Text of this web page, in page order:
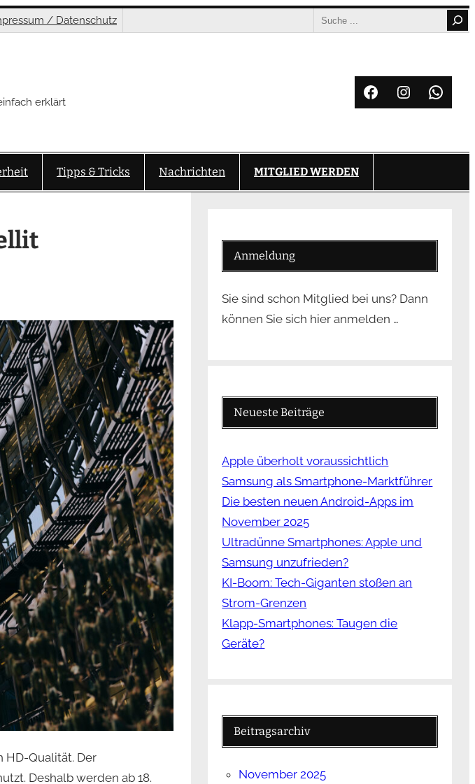
/ Datenschutz Search
erklärt
Facebook
Instagram
Tipps & Tricks Nachrichten MITGLIED WERDEN
HD-Qualität. Der
Deshalb werden ab 18.
Anmeldung
Sie sind schon Mitglied bei uns? Dann
können Sie sich hier anmelden …
Neueste Beiträge
Apple überholt voraussichtlich
Samsung als Smartphone-Marktführer
Die besten neuen Android-Apps im
November 2025
Ultradünne Smartphones: Apple und
Samsung unzufrieden?
KI-Boom: Tech-Giganten stoßen an
Strom-Grenzen
Klapp-Smartphones: Taugen die
Geräte?
Beitragsarchiv
November 2025